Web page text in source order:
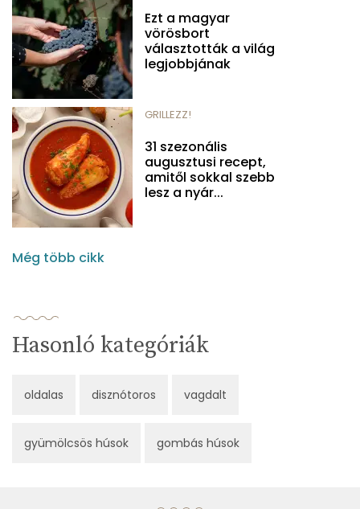
Ezt a magyar
vörösbort
választották a világ
legjobbjának
GRILLEZZ!
31 szezonális
augusztusi recept,
amitől sokkal szebb
lesz a nyár...
Még több cikk
Hasonló kategóriák
oldalas disznótoros vagdalt
gyümölcsös húsok gombás húsok